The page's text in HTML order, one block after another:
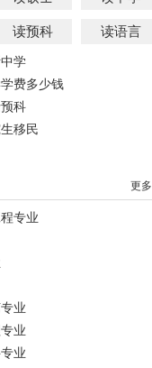
读预科 读语言
学
费多少钱
科
移民
更多
专业
业
业
业